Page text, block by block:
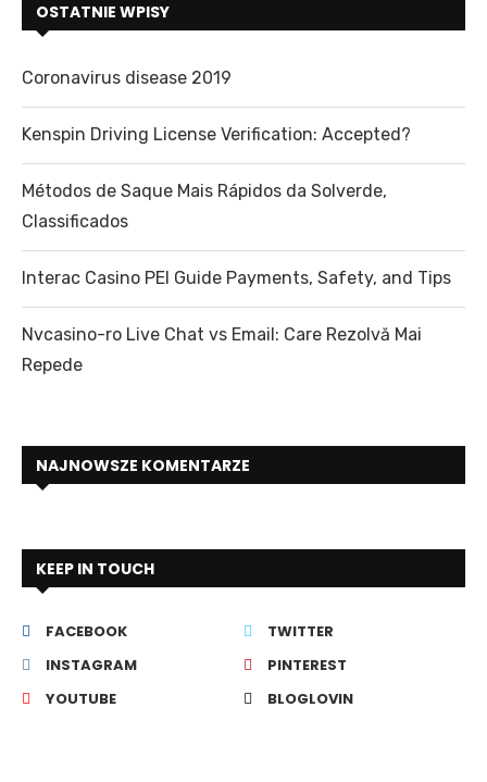
OSTATNIE WPISY
Coronavirus disease 2019
Kenspin Driving License Verification: Accepted?
Métodos de Saque Mais Rápidos da Solverde,
Classificados
Interac Casino PEI Guide Payments, Safety, and Tips
Nvcasino-ro Live Chat vs Email: Care Rezolvă Mai
Repede
NAJNOWSZE KOMENTARZE
KEEP IN TOUCH
FACEBOOK
TWITTER
INSTAGRAM
PINTEREST
YOUTUBE
BLOGLOVIN